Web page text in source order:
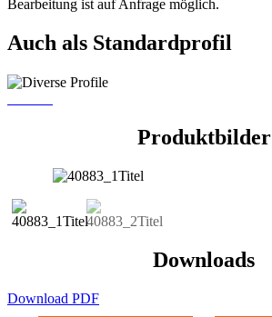
Bearbeitung ist auf Anfrage möglich.
Auch als Standardprofil
Produktbilder
Downloads
Download PDF